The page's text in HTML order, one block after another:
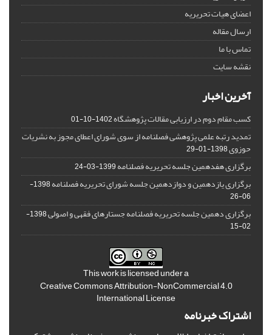
اعضای هیات تحریریه
ارسال مقاله
تماس با ما
نقشه سایت
آخرین اخبار
کسب مقام دوم در ارزیابی مقالات پژوهشگاه1402-10-01
تمدید رتبه علمی پژوهشی فصلنامه از سوی شورای اعطای مجوز به نشریات
حوزوی1398-01-29
برگزاری هفدهمین جلسه تحریریه فصلنامه1399-03-24
برگزاری یازدهمین و دوازدهمین جلسه شورای تحریریه فصلنامه
1398-
06-26
برگزاری دهمین جلسه تحریریه فصلنامه جستارهای فقهی و اصولی
1398-
02-15
This work is licensed under a
Creative Commons Attribution-NonCommercial 4.0
International License
اشتراک خبرنامه